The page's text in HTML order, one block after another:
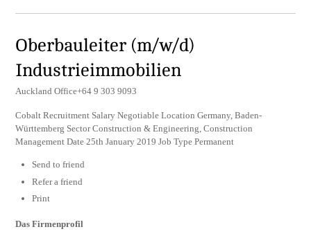
Oberbauleiter (m/w/d)
Industrieimmobilien
Auckland Office+64 9 303 9093
Cobalt Recruitment Salary Negotiable Location Germany, Baden-
Württemberg Sector Construction & Engineering, Construction
Management Date 25th January 2019 Job Type Permanent
Send to friend
Refer a friend
Print
Das Firmenprofil